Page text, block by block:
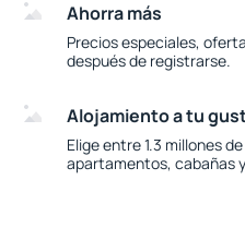
Ahorra más
Precios especiales,
después de registrarse.
Alojamiento a tu
Elige entre 1.3 millones
apartamentos, cabañas